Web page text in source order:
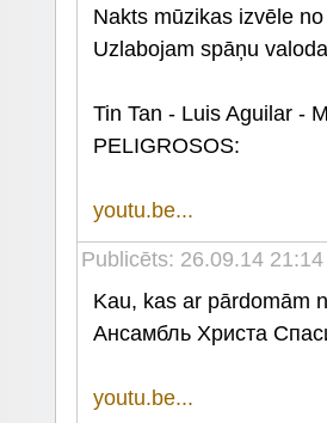
Nakts mūzikas izvēle
Uzlabojam spāņu
Tin Tan - Luis Aguilar -
PELIGROSOS:
youtu.be...
Publicēts: 26.09.14 21:14
Kau, kas ar pārdomām
Ансамбль Христа
youtu.be...